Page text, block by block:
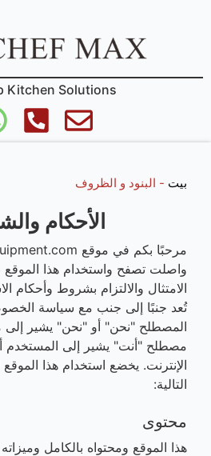
Kitchen Solutions
بيت - البنود و الظروف
الأحكام
واصلت تصفح واستخدام هذا
الامتثال والالتزام بشروط وأحكام
تُعد جنبًا إلى جنب مع سياسة
المصطلح "نحن" أو "نحن" يشير إلى
مصطلح "أنت" يشير إلى المستخدم
الإنترنت. يخضع استخدام هذا
التالية:
محتوى
هذا الموقع ومحتواه بالكامل